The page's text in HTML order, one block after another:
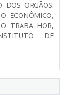
DOS ORGÃOS:
ECONÔMICO,
TRABALHOR,
DE